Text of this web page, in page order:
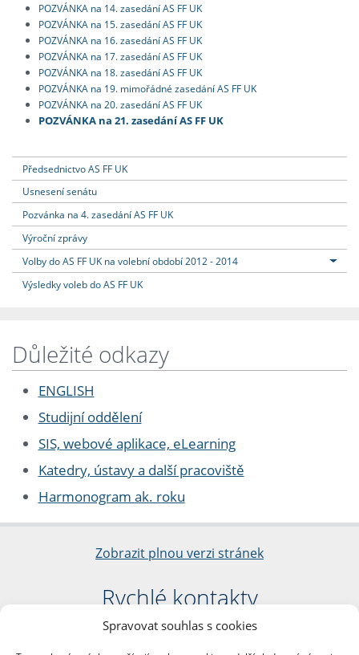
Spravovat souhlas s cookies
POZVÁNKA na 14. zasedání AS FF UK
POZVÁNKA na 15. zasedání AS FF UK
POZVÁNKA na 16. zasedání AS FF UK
POZVÁNKA na 17. zasedání AS FF UK
POZVÁNKA na 18. zasedání AS FF UK
POZVÁNKA na 19. mimořádné zasedání AS FF UK
POZVÁNKA na 20. zasedání AS FF UK
POZVÁNKA na 21. zasedání AS FF UK
Předsednictvo AS FF UK
Usnesení senátu
Pozvánka na 4. zasedání AS FF UK
Výroční zprávy
Volby do AS FF UK na volební období 2012 - 2014
Výsledky voleb do AS FF UK
Důležité odkazy
ENGLISH
Studijní oddělení
SIS, webové aplikace, eLearning
Katedry, ústavy a další pracoviště
Harmonogram ak. roku
Zobrazit plnou verzi stránek
Rychlé kontakty
Filozofická fakulta